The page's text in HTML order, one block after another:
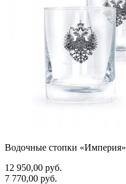
Водочные стопки «Империя»
12 950,00 руб.
7 770,00 руб.